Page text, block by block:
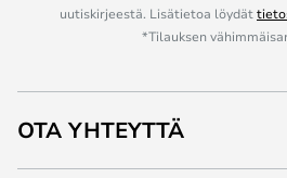
uutiskirjeestä. Lisätietoa löydät
*Tilauksen
OTA YHTEYTTÄ